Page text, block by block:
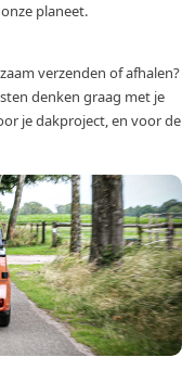
planeet.
verzenden of afhalen?
denken graag met je
je dakproject, en voor de